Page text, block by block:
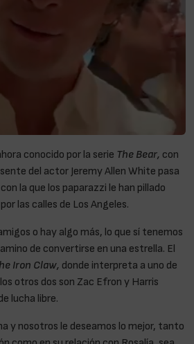
conocido por la serie The Bear, con
del actor Jeremy Allen White pasa
la que los paparazzi le han pillado
las calles de Los Angeles.
o hay algo más, lo que sí tenemos
de convertirse en una estrella. El
Iron Claw, donde interpreta a uno de
otros dos son Zac Efron y Harris
lucha libre.
y nosotros le deseamos lo mejor, tanto